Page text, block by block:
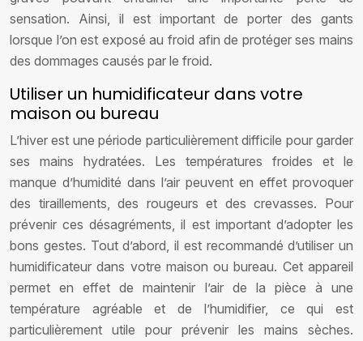
sensation. Ainsi, il est important de porter des gants
lorsque l’on est exposé au froid afin de protéger ses mains
des dommages causés par le froid.
Utiliser un humidificateur dans votre
maison ou bureau
L’hiver est une période particulièrement difficile pour garder
ses mains hydratées. Les températures froides et le
manque d’humidité dans l’air peuvent en effet provoquer
des tiraillements, des rougeurs et des crevasses. Pour
prévenir ces désagréments, il est important d’adopter les
bons gestes. Tout d’abord, il est recommandé d’utiliser un
humidificateur dans votre maison ou bureau. Cet appareil
permet en effet de maintenir l’air de la pièce à une
température agréable et de l’humidifier, ce qui est
particulièrement utile pour prévenir les mains sèches.